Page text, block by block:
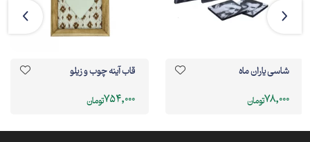
شاسی یاران ماه
78,000تومان
قاب آینه چوب و زیلو
754,000تومان